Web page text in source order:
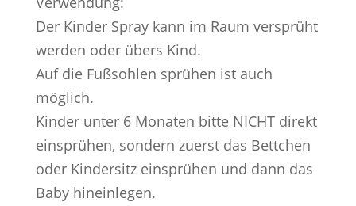
Der Kinder Spray kann im Raum versprüht
werden oder übers Kind.
Auf die Fußsohlen sprühen ist auch
möglich.
Kinder unter 6 Monaten bitte NICHT direkt
einsprühen, sondern zuerst das Bettchen
oder Kindersitz einsprühen und dann das
Baby hineinlegen.